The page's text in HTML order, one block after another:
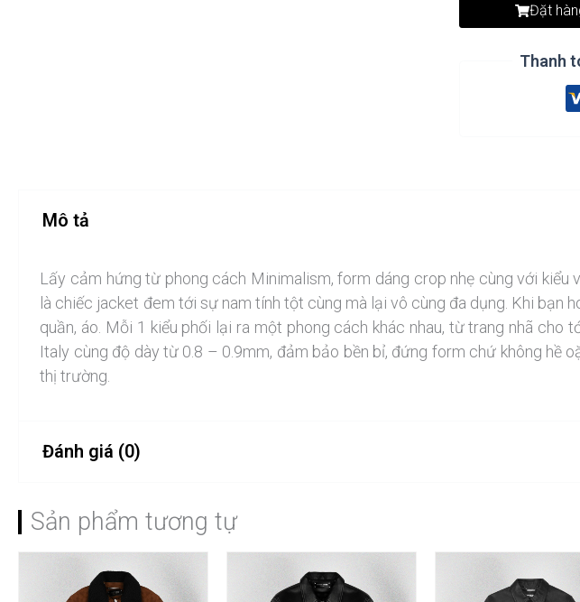
Đặt
Thanh
Mô tả
Lấy cảm hứng từ phong cách Minimalism, form dáng crop nhẹ cùng với kiểu
là chiếc jacket đem tới sự nam tính tột cùng mà lại vô cùng đa dụng. Khi bạn
quần, áo. Mỗi 1 kiểu phối lại ra một phong cách khác nhau, từ trang nhã cho
Italy cùng độ dày từ 0.8 – 0.9mm, đảm bảo bền bỉ, đứng form chứ không hề
thị trường.
Đánh giá (0)
Chưa có đánh giá nào.
Hãy là người đầu tiên nhận xét “YAKUZA RACER
Sản phẩm tương tự